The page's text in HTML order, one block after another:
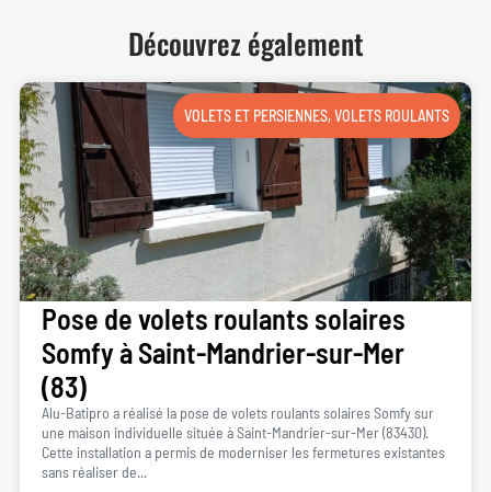
Découvrez également
VOLETS ET PERSIENNES,VOLETS ROULANTS
Pose de volets roulants solaires
Somfy à Saint-Mandrier-sur-Mer
(83)
Alu-Batipro a réalisé la pose de volets roulants solaires Somfy sur
une maison individuelle située à Saint-Mandrier-sur-Mer (83430).
Cette installation a permis de moderniser les fermetures existantes
sans réaliser de...